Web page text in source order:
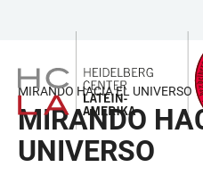
ZUR
BARRIEREFREIHEIT
MIRANDO HACIA EL UNIVERSO
MIRANDO
UNIVERSO